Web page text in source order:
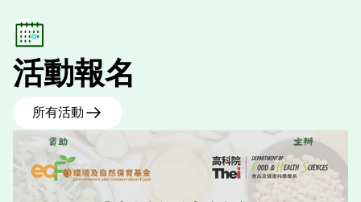
活動報名
所有活動